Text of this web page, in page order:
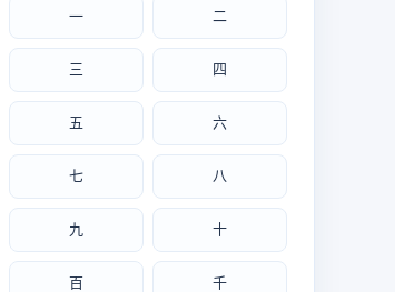
一 二
三 四
五 六
七 八
九 十
百 千